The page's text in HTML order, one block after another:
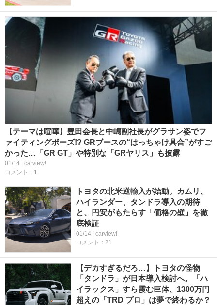
【テーマは喧嘩】豊田会長と中嶋副社長がグラサン姿でフ
ァイティングポーズ!? GRブースの“はっちゃけ具合”がすご
かった…「GR GT」や特別な「GRヤリス」も披露
01/14 | carview!
コメント：1
トヨタの北米逆輸入が始動。カムリ、
ハイランダー、タンドラ導入の期待
と、円安がもたらす「価格の壁」を徹
底検証
01/14 | carview!
コメント：21
【デカすぎるだろ…】トヨタの怪物
「タンドラ」が日本導入検討へ。「ハ
イラックス」すら霞む巨体、1300万円
超えの「TRD プロ」は夢で終わるか？